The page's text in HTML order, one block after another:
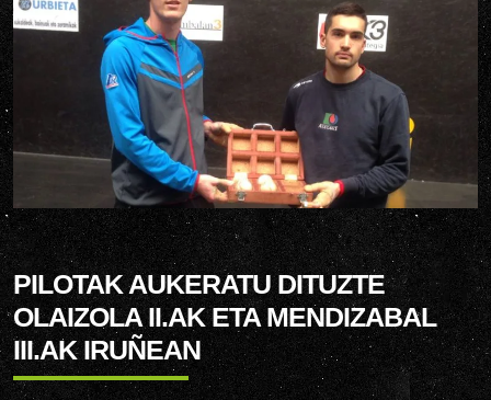
PILOTAK AUKERATU DITUZTE
OLAIZOLA II.AK ETA MENDIZABAL
III.AK IRUÑEAN